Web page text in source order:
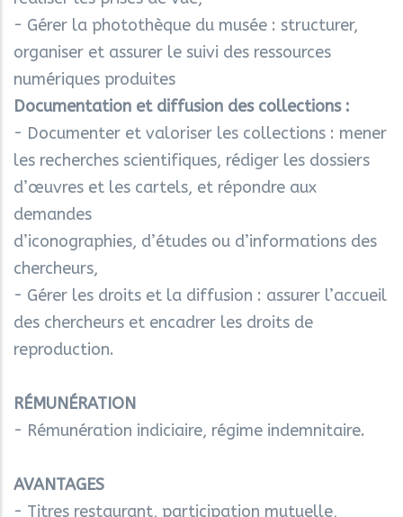
- Gérer la photothèque du musée : structurer,
organiser et assurer le suivi des ressources
numériques produites
Documentation et diffusion des collections :
- Documenter et valoriser les collections : mener
les recherches scientifiques, rédiger les dossiers
d’œuvres et les cartels, et répondre aux
demandes
d’iconographies, d’études ou d’informations des
chercheurs,
- Gérer les droits et la diffusion : assurer l’accueil
des chercheurs et encadrer les droits de
reproduction.
RÉMUNÉRATION
- Rémunération indiciaire, régime indemnitaire.
AVANTAGES
- Titres restaurant, participation mutuelle,